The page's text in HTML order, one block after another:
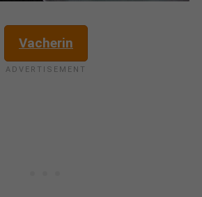
Vacherin